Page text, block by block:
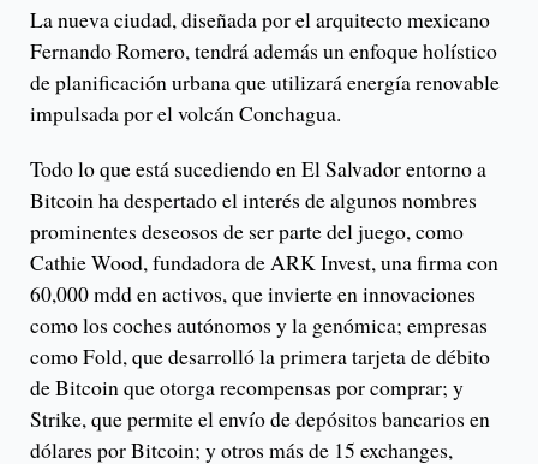
La nueva ciudad, diseñada por el arquitecto mexicano
Fernando Romero, tendrá además un enfoque holístico
de planificación urbana que utilizará energía renovable
impulsada por el volcán Conchagua.
Todo lo que está sucediendo en El Salvador entorno a
Bitcoin ha despertado el interés de algunos nombres
prominentes deseosos de ser parte del juego, como
Cathie Wood, fundadora de ARK Invest, una firma con
60,000 mdd en activos, que invierte en innovaciones
como los coches autónomos y la genómica; empresas
como Fold, que desarrolló la primera tarjeta de débito
de Bitcoin que otorga recompensas por comprar; y
Strike, que permite el envío de depósitos bancarios en
dólares por Bitcoin; y otros más de 15 exchanges,